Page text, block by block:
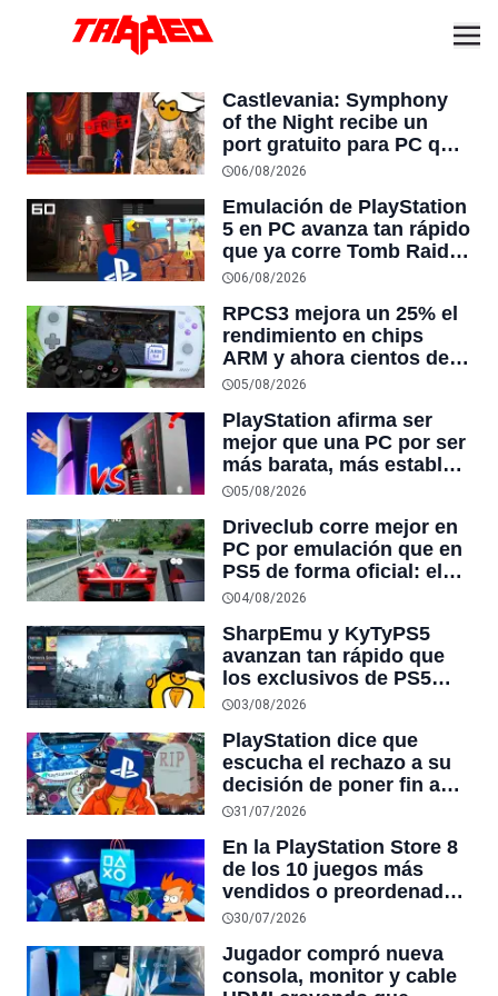
Castlevania: Symphony
of the Night recibe un
port gratuito para PC que
permite jugar el clásico
06/08/2026
Emulación de PlayStation
5 en PC avanza tan rápido
que ya corre Tomb Raider
IV-VI Remastered a 60
terminado”
06/08/2026
RPCS3 mejora un 25% el
rendimiento en chips
ARM y ahora cientos de
juegos de PS3 corren
Snapdragon y NVIDIA
RTX Spark
05/08/2026
PlayStation afirma ser
mejor que una PC por ser
más barata, más estable y
tener mejores exclusivos,
de acuerdo con ninguna
05/08/2026
Driveclub corre mejor en
PC por emulación que en
PS5 de forma oficial: el
juego llega a 8K en PC
sigue mostrando en
30FPS y resolución
original
04/08/2026
SharpEmu y KyTyPS5
avanzan tan rápido que
los exclusivos de PS5
que PlayStation nunca
Demon’s Souls y Marvel’s
Wolverine, podrían llegar
por emulación
03/08/2026
PlayStation dice que
escucha el rechazo a su
decisión de poner fin a
los juegos en discos pero
planes debido al avance
en ventas digitales
31/07/2026
En la PlayStation Store 8
de los 10 juegos más
vendidos o preordenados
corresponden a sus
siendo una de $149
dólares la de mayor valor
30/07/2026
Jugador compró nueva
consola, monitor y cable